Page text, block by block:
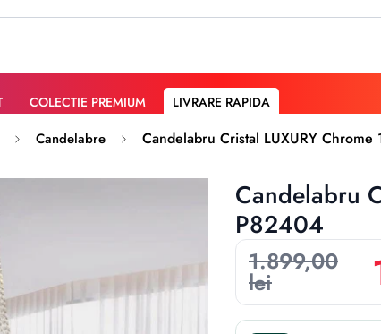
COLECTIE PREMIUM LIVRARE RAPIDA
Candelabre Candelabru Cristal LUXURY
Candelabru
P82404
1.899,00
lei